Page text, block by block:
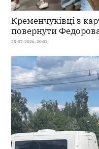
Кременчуківці з
повернути
25-07-2026, 20:02